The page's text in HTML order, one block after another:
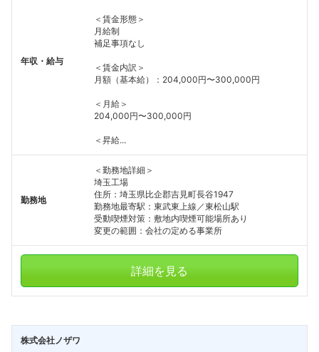
フォローしました
こちらの企業もフォローしませんか？
年収・給与
＜賃金形態＞
月給制
補足事項なし
＜賃金内訳＞
月額（基本給）：204,000円〜300,000円
＜月給＞
204,000円〜300,000円
＜昇給...
勤務地
＜勤務地詳細＞
埼玉工場
住所：埼玉県比企郡吉見町長谷1947
勤務地最寄駅：東武東上線／東松山駅
受動喫煙対策：敷地内喫煙可能場所あり
変更の範囲：会社の定める事業所
詳細を見る
株式会社ノザワ